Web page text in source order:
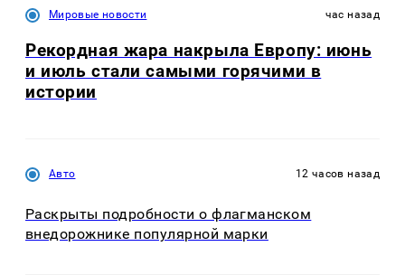
Мировые новости час назад
Рекордная жара накрыла Европу: июнь
и июль стали самыми горячими в
истории
Авто 12 часов назад
Раскрыты подробности о флагманском
внедорожнике популярной марки